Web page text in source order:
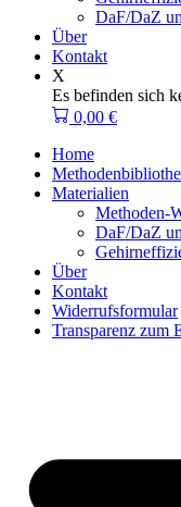
DaF/DaZ
Über
Kontakt
X
Es befinden sich
0,00 €
Home
Materialien
Methoden-
DaF/DaZ
Über
Kontakt
Widerrufsformular
Transparenz zum